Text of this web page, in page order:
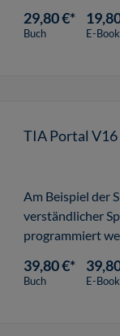
29,80 €*
Buch E-
TIA Portal
Am Beispiel der
verständlicher
programmiert
39,80 €*
Buch E-